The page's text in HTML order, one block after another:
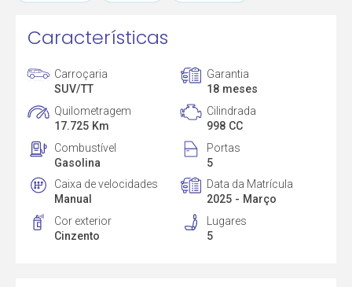
Características
Carroçaria
SUV/TT
Garantia
18 meses
Quilometragem
17.725 Km
Cilindrada
998 CC
Combustível
Gasolina
Portas
5
Caixa de velocidades
Manual
Data da Matrícula
2025 - Março
Cor exterior
Cinzento
Lugares
5